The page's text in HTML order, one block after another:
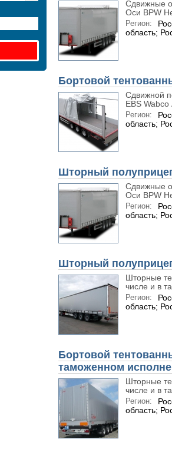
Сдвижные
Оси BPW
Регион:
область;
Бортовой
Сдвижной
EBS
Регион:
область;
Шторный
Сдвижные
Оси BPW
Регион:
область;
Шторный
Шторные
числе и в
Регион:
область;
Бортовой
таможенном
Шторные
числе и в
Регион:
область;